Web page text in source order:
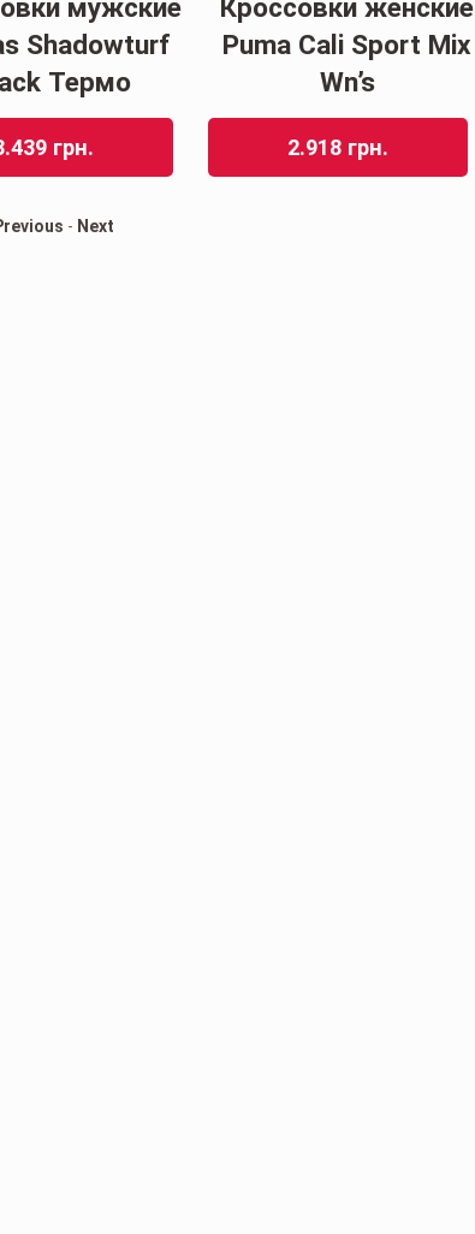
мужские
Shadowturf
Термо
грн.
Кроссовки женские
Puma Cali Sport Mix
Wn’s
2.918 грн.
- Next